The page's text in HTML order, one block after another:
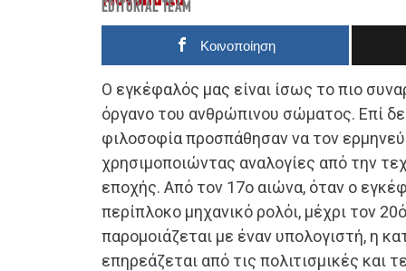
EDITORIAL TEAM
Κοινοποίηση
Ο εγκέφαλός μας είναι ίσως το πιο
όργανο του ανθρώπινου σώματος. Επί
φιλοσοφία προσπάθησαν να τον
χρησιμοποιώντας αναλογίες από την
εποχής. Από τον 17ο αιώνα, όταν ο
περίπλοκο μηχανικό ρολόι, μέχρι τον
παρομοιάζεται με έναν υπολογιστή, η
επηρεάζεται από τις πολιτισμικές και